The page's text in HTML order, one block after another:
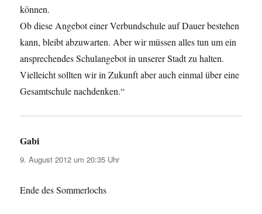
können.
Ob diese Angebot einer Verbundschule auf Dauer bestehen
kann, bleibt abzuwarten. Aber wir müssen alles tun um ein
ansprechendes Schulangebot in unserer Stadt zu halten.
Vielleicht sollten wir in Zukunft aber auch einmal über eine
Gesamtschule nachdenken.“
Gabi
9. August 2012 um 20:35 Uhr
Ende des Sommerlochs